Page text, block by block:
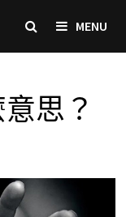
MENU
思？